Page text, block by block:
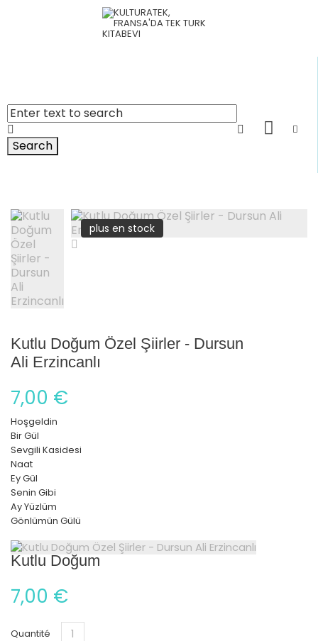
Search
plus en stock
Kutlu Doğum Özel Şiirler - Dursun
Ali Erzincanlı
7,00 €
Hoşgeldin
Bir Gül
Sevgili Kasidesi
Naat
Ey Gül
Senin Gibi
Ay Yüzlüm
Gönlümün Gülü
Kutlu Doğum
7,00 €
Quantité